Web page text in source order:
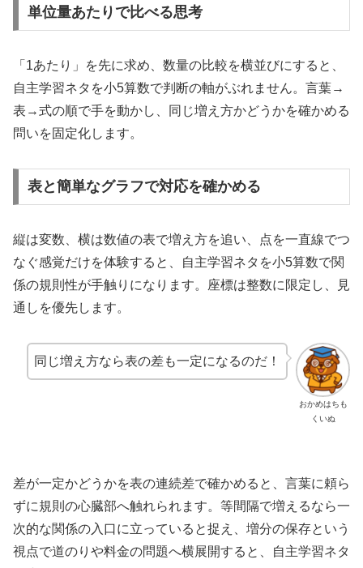
単位量あたりで比べる思考
「1あたり」を先に求め、数量の比較を横並びにすると、
自主学習ネタを小5算数で判断の軸がぶれません。言葉→
表→式の順で手を動かし、同じ増え方かどうかを確かめる
問いを固定化します。
表と簡単なグラフで対応を確かめる
縦は変数、横は数値の表で増え方を追い、点を一直線でつ
なぐ感覚だけを体験すると、自主学習ネタを小5算数で関
係の規則性が手触りになります。座標は整数に限定し、見
通しを優先します。
おかめはちも
くいぬ
同じ増え方なら表の差も一定になるのだ！
差が一定かどうかを表の連続差で確かめると、言葉に頼ら
ずに規則の心臓部へ触れられます。等間隔で増えるなら一
次的な関係の入口に立っていると捉え、増分の保存という
視点で道のりや料金の問題へ横展開すると、自主学習ネタ